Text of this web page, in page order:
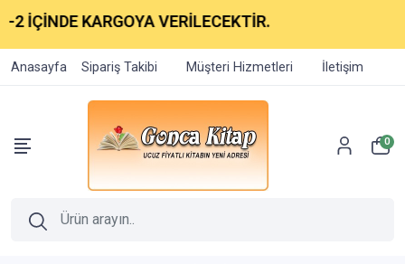
KARGOYA VERİLECEKTİR.
Anasayfa Sipariş Takibi Müşteri Hizmetleri İletişim
0